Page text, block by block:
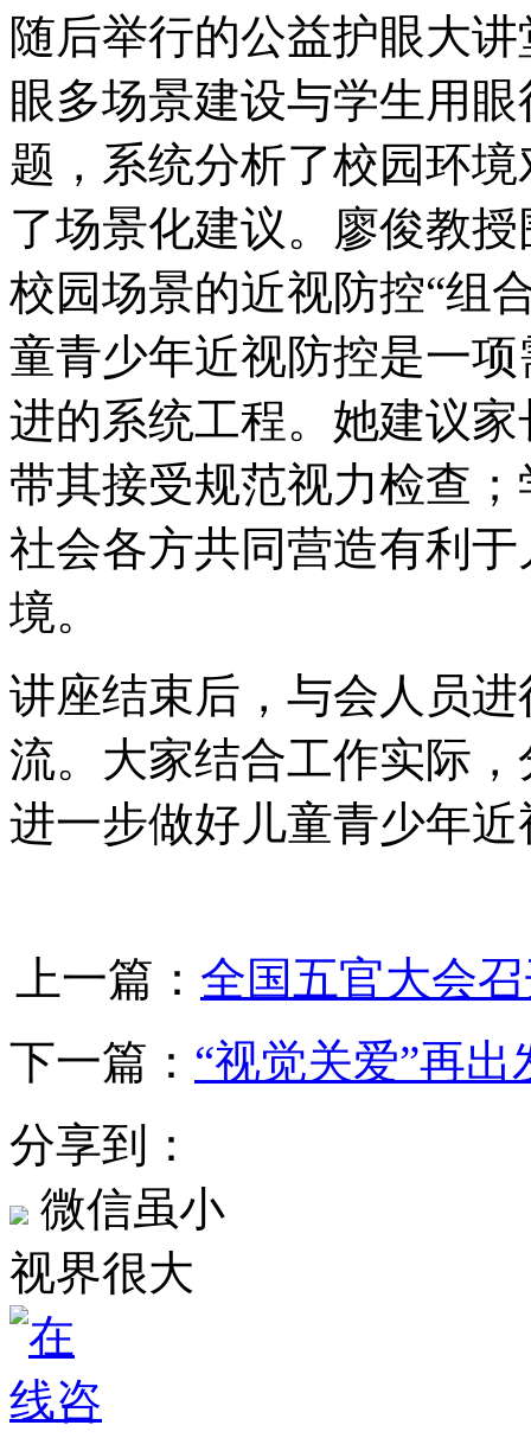
随后举行的公益护眼大
眼多场景建设与学生用
题，系统分析了校园环
了场景化建议。廖俊教
校园场景的近视防控“组
童青少年近视防控是一
进的系统工程。她建议
带其接受规范视力检查
社会各方共同营造有利
境。
讲座结束后，与会人员
流。大家结合工作实际
进一步做好儿童青少年
上一篇： 全国五官大会
下一篇： “视觉关爱”再
分享到：
微信虽小
视界很大